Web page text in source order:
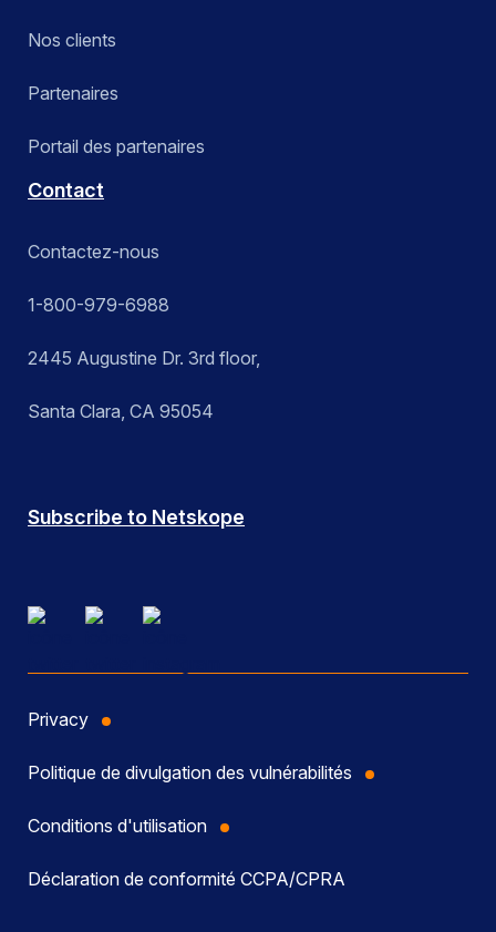
Nos clients
Partenaires
Portail des partenaires
Contact
Contactez-nous
1-800-979-6988
2445 Augustine Dr. 3rd floor,
Santa Clara, CA 95054
Subscribe to Netskope
Privacy
Politique de divulgation des vulnérabilités
Conditions d'utilisation
Déclaration de conformité CCPA/CPRA